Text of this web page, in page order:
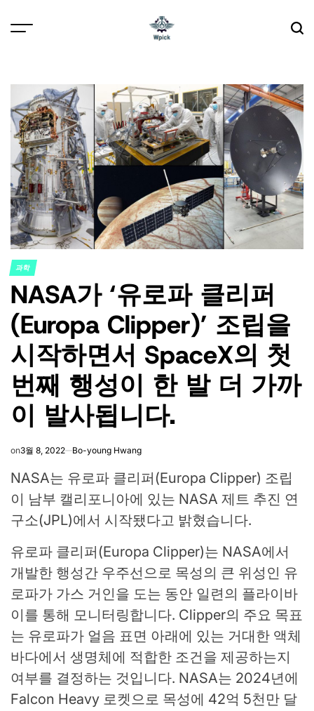
POSTED
IN
과학
NASA가 ‘유로파 클리퍼
(Europa Clipper)’ 조립을
시작하면서 SpaceX의 첫
번째 행성이 ​​한 발 더 가까
이 발사됩니다.
on3월 8, 2022 Bo-young Hwang
NASA는 유로파 클리퍼(Europa Clipper) 조립
이 남부 캘리포니아에 있는 NASA 제트 추진 연
구소(JPL)에서 시작됐다고 밝혔습니다.
유로파 클리퍼(Europa Clipper)는 NASA에서
개발한 행성간 우주선으로 목성의 큰 위성인 유
로파가 가스 거인을 도는 동안 일련의 플라이바
이를 통해 모니터링합니다. Clipper의 주요 목표
는 유로파가 얼음 표면 아래에 있는 거대한 액체
바다에서 생명체에 적합한 조건을 제공하는지
여부를 결정하는 것입니다. NASA는 2024년에
Falcon Heavy 로켓으로 목성에 42억 5천만 달